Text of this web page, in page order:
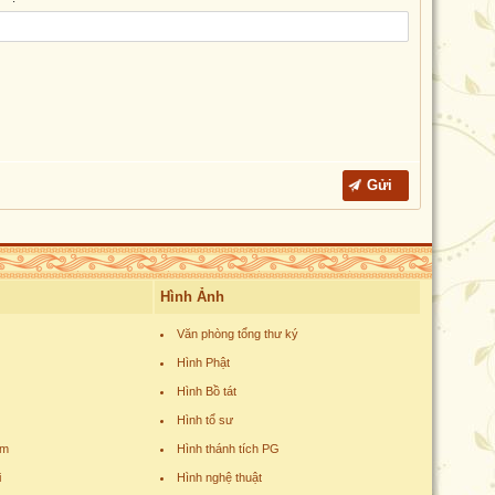
Hình Ảnh
Văn phòng tổng thư ký
Hình Phật
Hình Bồ tát
Hình tổ sư
Hình thánh tích PG
Hình nghệ thuật